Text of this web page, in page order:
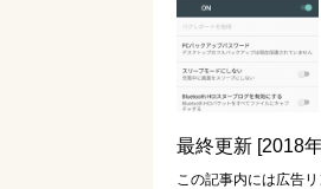
最終更新 [2018
この記事内には広告リ